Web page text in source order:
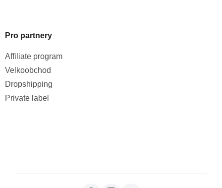
Pro partnery
Affiliate program
Velkoobchod
Dropshipping
Private label